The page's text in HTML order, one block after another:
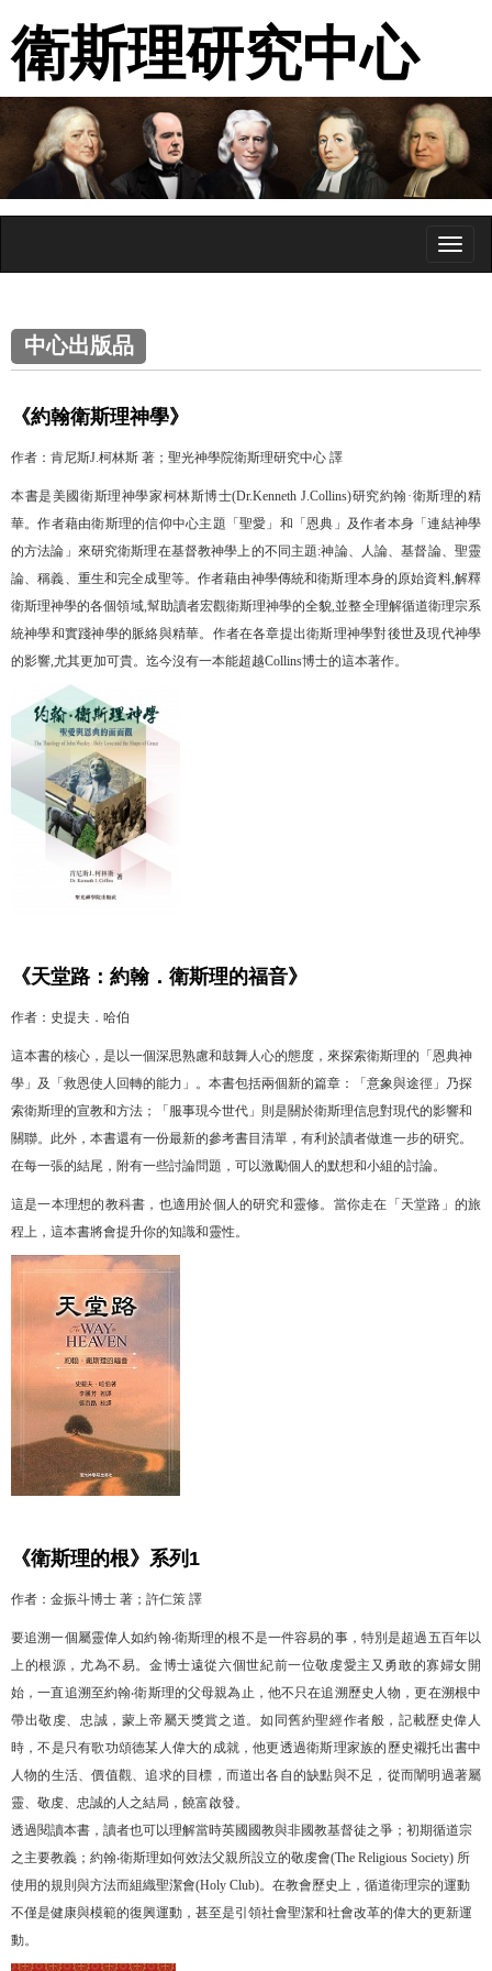
衛斯理研究中心
中心出版品
《約翰衛斯理神學》
作者：肯尼斯J.柯林斯 著；聖光神學院衛斯理研究中心 譯
本書是美國衛斯理神學家柯林斯博士(Dr.Kenneth J.Collins)研究約翰·衛斯理的精
華。作者藉由衛斯理的信仰中心主題「聖愛」和「恩典」及作者本身「連結神學
的方法論」來研究衛斯理在基督教神學上的不同主題:神論、人論、基督論、聖靈
論、稱義、重生和完全成聖等。作者藉由神學傳統和衛斯理本身的原始資料,解釋
衛斯理神學的各個領域,幫助讀者宏觀衛斯理神學的全貌,並整全理解循道衛理宗系
統神學和實踐神學的脈絡與精華。作者在各章提出衛斯理神學對後世及現代神學
的影響,尤其更加可貴。迄今沒有一本能超越Collins博士的這本著作。
《天堂路：約翰．衛斯理的福音》
作者：史提夫．哈伯
這本書的核心，是以一個深思熟慮和鼓舞人心的態度，來探索衛斯理的「恩典神
學」及「救恩使人回轉的能力」。本書包括兩個新的篇章：「意象與途徑」乃探
索衛斯理的宣教和方法；「服事現今世代」則是關於衛斯理信息對現代的影響和
關聯。此外，本書還有一份最新的參考書目清單，有利於讀者做進一步的研究。
在每一張的結尾，附有一些討論問題，可以激勵個人的默想和小組的討論。
這是一本理想的教科書，也適用於個人的研究和靈修。當你走在「天堂路」的旅
程上，這本書將會提升你的知識和靈性。
《衛斯理的根》系列1
作者 ： 金振斗博士 著；許仁策 譯
要追溯一個屬靈偉人如約翰‧衛斯理的根不是一件容易的事，特別是超過五百年以
上的根源，尤為不易。金博士遠從六個世紀前一位敬虔愛主又勇敢的寡婦女開
始，一直追溯至約翰‧衛斯理的父母親為止，他不只在追溯歷史人物，更在溯根中
帶出敬虔、忠誠，蒙上帝屬天獎賞之道。如同舊約聖經作者般，記載歷史偉人
時，不是只有歌功頌德某人偉大的成就，他更透過衛斯理家族的歷史襯托出書中
人物的生活、價值觀、追求的目標，而道出各自的缺點與不足，從而闡明過著屬
靈、敬虔、忠誠的人之結局，饒富啟發。
透過閱讀本書，讀者也可以理解當時英國國教與非國教基督徒之爭；初期循道宗
之主要教義；約翰‧衛斯理如何效法父親所設立的敬虔會(The Religious Society) 所
使用的規則與方法而組織聖潔會(Holy Club)。在教會歷史上，循道衛理宗的運動
不僅是健康與模範的復興運動，甚至是引領社會聖潔和社會改革的偉大的更新運
動。